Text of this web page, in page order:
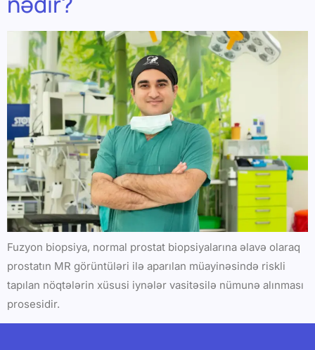
Fuzyon biopsiya, normal prostat biopsiyalarına əlavə olaraq
prostatın MR görüntüləri ilə aparılan müayinəsində riskli
tapılan nöqtələrin xüsusi iynələr vasitəsilə nümunə alınması
prosesidir.